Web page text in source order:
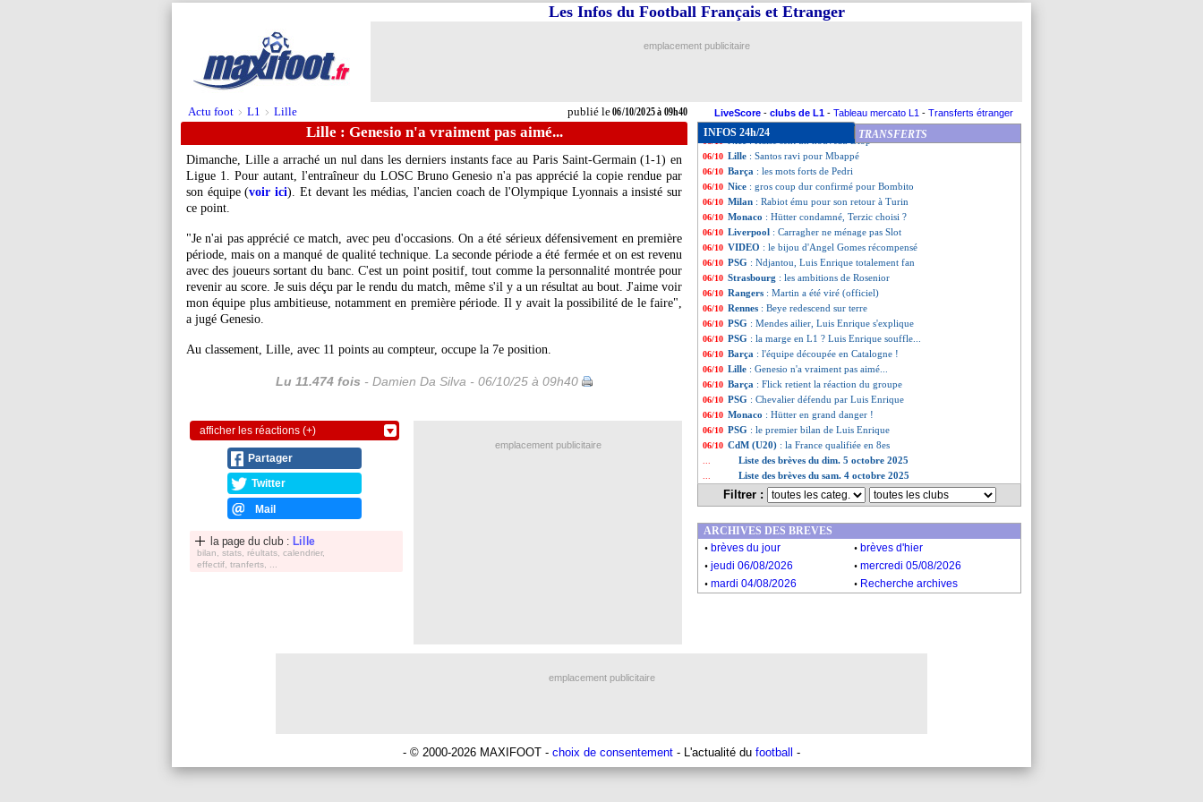
Actu foot > L1 > Lille publié le06/10/2025 à 09h40
Les Infos du Football Français et Etranger
emplacement publicitaire
LiveScore - clubs de L1 - Tableau mercato L1 - Transferts étranger
Lille : Genesio n'a vraiment pas aimé...
Dimanche, Lille a arraché un nul dans les derniers instants face au Paris Saint-Germain (1-1) en
Ligue 1. Pour autant, l'entraîneur du LOSC Bruno Genesio n'a pas apprécié la copie rendue par
son équipe (voir ici). Et devant les médias, l'ancien coach de l'Olympique Lyonnais a insisté sur
ce point.
"Je n'ai pas apprécié ce match, avec peu d'occasions. On a été sérieux défensivement en première
période, mais on a manqué de qualité technique. La seconde période a été fermée et on est revenu
avec des joueurs sortant du banc. C'est un point positif, tout comme la personnalité montrée pour
revenir au score. Je suis déçu par le rendu du match, même s'il y a un résultat au bout. J'aime voir
mon équipe plus ambitieuse, notamment en première période. Il y avait la possibilité de le faire",
a jugé Genesio.
Au classement, Lille, avec 11 points au compteur, occupe la 7e position.
Lu 11.474 fois - Damien Da Silva - 06/10/25 à 09h40
afficher les réactions (+)
Partager
Twitter
Mail
la page du club : Lille
bilan, stats, réultats, calendrier,
effectif, tranferts, ...
INFOS 24h/24 TRANSFERTS
06/10 OM: Aguerd agressé à l'aéroport !
06/10 Arsenal : Saka, la fierté d'Henry
06/10 EdF: Deschamps juge l'intégration d'Olise
06/10 PSG: Neves dispensé par le Portugal
06/10 Man Utd: offres XXL pour Fernandes ?
: Haise sent un nouveau Diop
06/10 Lille : Santos ravi pour Mbappé
06/10 Barça : les mots forts de Pedri
06/10 Nice : gros coup dur confirmé pour Bombito
06/10 Milan : Rabiot ému pour son retour à Turin
06/10 Monaco : Hütter condamné, Terzic choisi ?
06/10 Liverpool : Carragher ne ménage pas Slot
06/10 VIDEO : le bijou d'Angel Gomes récompensé
06/10 PSG : Ndjantou, Luis Enrique totalement fan
06/10 Strasbourg : les ambitions de Rosenior
06/10 Rangers : Martin a été viré (officiel)
06/10 Rennes : Beye redescend sur terre
06/10 PSG : Mendes ailier, Luis Enrique s'explique
06/10 PSG : la marge en L1 ? Luis Enrique souffle...
06/10 Barça : l'équipe découpée en Catalogne !
06/10 Lille : Genesio n'a vraiment pas aimé...
06/10 Barça : Flick retient la réaction du groupe
06/10 PSG : Chevalier défendu par Luis Enrique
06/10 Monaco : Hütter en grand danger !
06/10 PSG : le premier bilan de Luis Enrique
06/10 CdM (U20) : la France qualifiée en 8es
Liste des brèves du dim. 5 octobre 2025
Liste des brèves du sam. 4 octobre 2025
Filtrer :
emplacement publicitaire
ARCHIVES DES BREVES
. brèves du jour . brèves d'hier
. jeudi 06/08/2026 . mercredi 05/08/2026
. mardi 04/08/2026 . Recherche archives
emplacement publicitaire
- © 2000-2026 MAXIFOOT - choix de consentement - L'actualité du football -